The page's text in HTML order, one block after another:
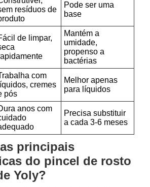
resíduos de
Pode ser uma
base
de limpar,
Mantém a
umidade,
propenso a
bactérias
com
líquidos, cremes
pós
Melhor apenas
para líquidos
anos com
Precisa substituir
a cada 3-6 meses
principais
do pincel de rosto
Yoly?